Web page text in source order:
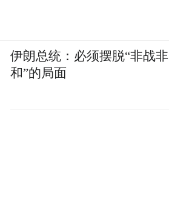
伊朗总统：必须摆脱“非战非
和”的局面